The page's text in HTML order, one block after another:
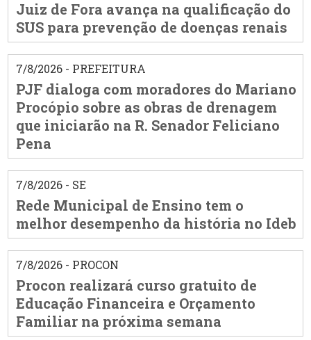
Juiz de Fora avança na qualificação do
SUS para prevenção de doenças renais
7/8/2026 - PREFEITURA
PJF dialoga com moradores do Mariano
Procópio sobre as obras de drenagem
que iniciarão na R. Senador Feliciano
Pena
7/8/2026 - SE
Rede Municipal de Ensino tem o
melhor desempenho da história no Ideb
7/8/2026 - PROCON
Procon realizará curso gratuito de
Educação Financeira e Orçamento
Familiar na próxima semana